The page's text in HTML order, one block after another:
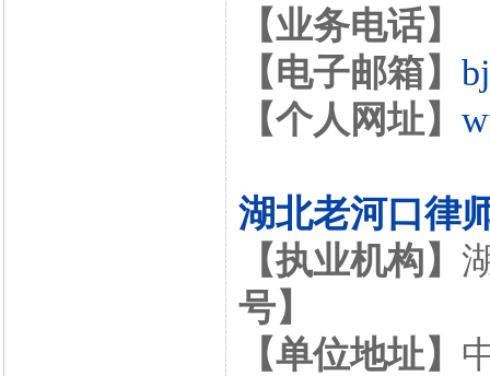
【业务电话】
【电子邮箱】
【个人网址】
湖北老河口律
【执业机构】
号】
【单位地址】